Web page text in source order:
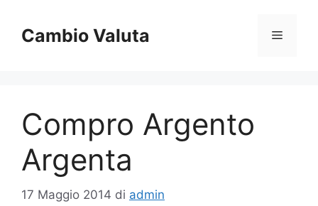
contenuto
Cambio Valuta Menu
Compro Argento
Argenta
17 Maggio 2014 di admin